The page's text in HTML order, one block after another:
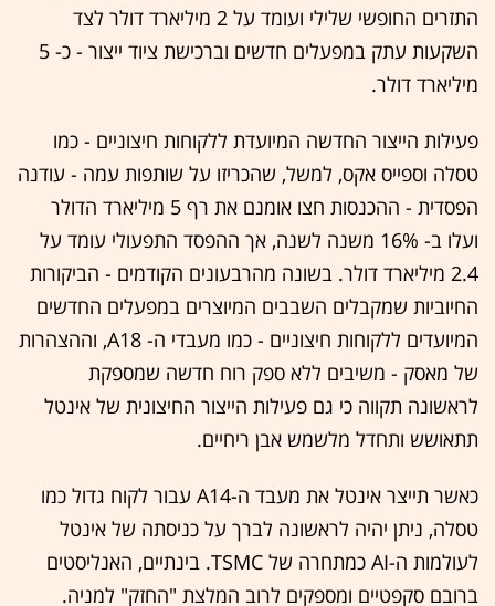
התזרים החופשי שלילי ועומד על 2 מיליארד דולר לצד
השקעות עתק במפעלים חדשים וברכישת ציוד ייצור - כ- 5
מיליארד דולר.
פעילות הייצור החדשה המיועדת ללקוחות חיצוניים - כמו
טסלה וספייס אקס, למשל, שהכריזו על שותפות עמה - עודנה
הפסדית - ההכנסות חצו אומנם את רף 5 מיליארד הדולר
ועלו ב- 16% משנה לשנה, אך ההפסד התפעולי עומד על
2.4 מיליארד דולר. בשונה מהרבעונים הקודמים - הביקורות
החיוביות שמקבלים השבבים המיוצרים במפעלים החדשים
המיועדים ללקוחות חיצוניים - כמו מעבדי ה- A18, וההצהרות
של מאסק - משיבים ללא ספק רוח חדשה שמספקת
לראשונה תקווה כי גם פעילות הייצור החיצונית של אינטל
תתאושש ותחדל מלשמש אבן ריחיים.
כאשר תייצר אינטל את מעבד ה-A14 עבור לקוח גדול כמו
טסלה, ניתן יהיה לראשונה לברך על כניסתה של אינטל
לעולמות ה-AI כמתחרה של TSMC. בינתיים, האנליסטים
ברובם סקפטיים ומספקים לרוב המלצת "החזק" למניה.